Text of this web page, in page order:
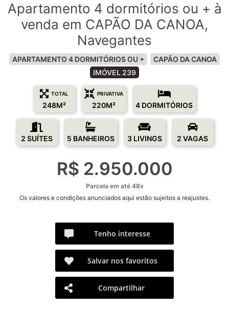
Apartamento 4 dormitórios ou + à
venda em CAPÃO DA CANOA,
Navegantes
APARTAMENTO 4 DORMITÓRIOS OU +
CAPÃO DA CANOA
IMÓVEL 239
TOTAL
248M²
PRIVATIVA
220M² 4 DORMITÓRIOS
2 SUÍTES 5 BANHEIROS 3 LIVINGS 2 VAGAS
R$ 2.950.000
Parcela em até 48x
Os valores e condições anunciados aqui estão sujeitos a reajustes.
Tenho interesse
Salvar nos favoritos
Compartilhar